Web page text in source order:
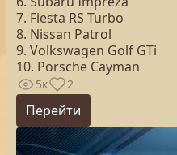
7. Fiesta RS Turbo
8. Nissan Patrol
9. Volkswagen Golf GTi
10. Porsche Cayman
5к 2
Перейти